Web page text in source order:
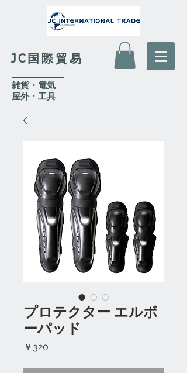
JC国際貿易
​雑貨・電気
​屋外・工具
プロテクター エルボ
ーパッド
￥320